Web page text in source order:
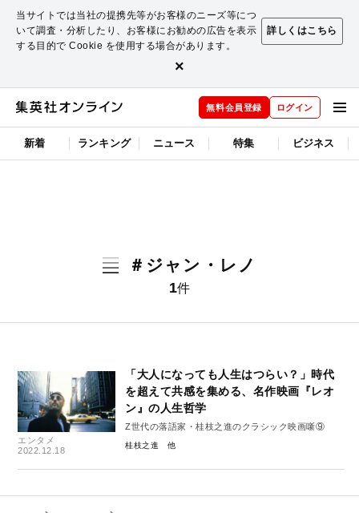
当サイトでは当社の提携先等がお客様のニーズ等につ
いて調査・分析したり、お客様にお勧めの広告を表示
する目的で Cookie を使用する場合があります。
詳しくはこちら
×
無料会員登録 ログイン
新着 ランキング ニュース 特集 ビジネス
＃ジャン・レノ
1件
エンタメ
2022.12.18
「大人になっても人生はつらい？」時代
を超えて共感を集める、名作映画『レオ
ン』の人生哲学
Z世代の落語家・桂枝之進のクラシック映画噺⑨
桂枝之進